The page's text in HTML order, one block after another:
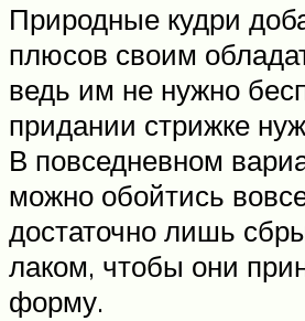
Природные кудри
плюсов своим
ведь им не нужно
придании стрижке
В повседневном
можно обойтись
достаточно лишь
лаком, чтобы они
форму.